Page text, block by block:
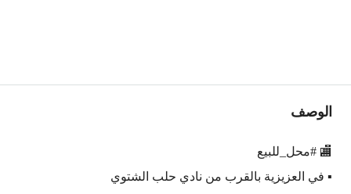
الوصف
🏬 #محل_للبيع
▪️ في العزيزية بالقرب من نادي حلب الشتوي